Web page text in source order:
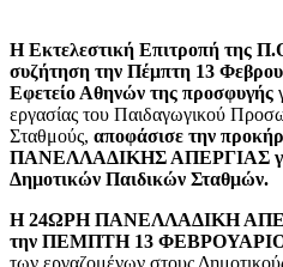
Η Εκτελεστική Επιτροπή της
συζήτηση την Πέμπτη 13
Εφετείο Αθηνών της προσφυγής
εργασίας του Παιδαγωγικού
Σταθμούς, αποφάσισε την
ΠΑΝΕΛΛΑΔΙΚΗΣ ΑΠΕΡΓΙΑΣ
Δημοτικών Παιδικών Σταθμών.
Η 24ΩΡΗ ΠΑΝΕΛΛΑΔΙΚΗ
την ΠΕΜΠΤΗ 13